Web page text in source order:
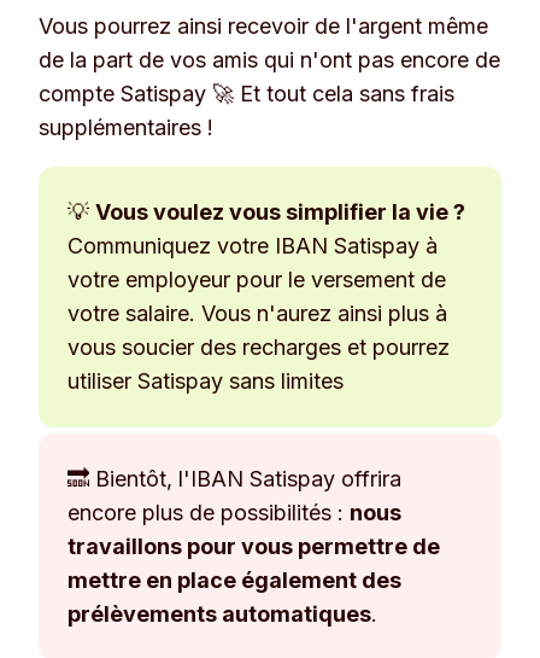
Vous pourrez ainsi recevoir de l'argent même
de la part de vos amis qui n'ont pas encore de
compte Satispay 🚀 Et tout cela sans frais
supplémentaires !
💡 Vous voulez vous simplifier la vie ?
Communiquez votre IBAN Satispay à
votre employeur pour le versement de
votre salaire. Vous n'aurez ainsi plus à
vous soucier des recharges et pourrez
utiliser Satispay sans limites
🔜 Bientôt, l'IBAN Satispay offrira
encore plus de possibilités : nous
travaillons pour vous permettre de
mettre en place également des
prélèvements automatiques.